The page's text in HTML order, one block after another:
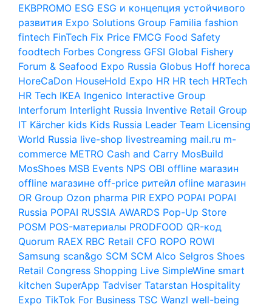
EKBPROMO ESG ESG и концепция устойчивого
развития Expo Solutions Group Familia fashion
fintech FinTech Fix Price FMCG Food Safety
foodtech Forbes Congress GFSI Global Fishery
Forum & Seafood Expo Russia Globus Hoff horeca
HoreCaDon HouseHold Expo HR HR tech HRTech
HR Tech IKEA Ingenico Interactive Group
Interforum Interlight Russia Inventive Retail Group
IT Kärcher kids Kids Russia Leader Team Licensing
World Russia live-shop livestreaming mail.ru m-
commerce METRO Cash and Carry MosBuild
MosShoes MSB Events NPS OBI offline магазин
offline магазине off-price ритейл ofline магазин
OR Group Ozon pharma PIR EXPO POPAI POPAI
Russia POPAI RUSSIA AWARDS Pop-Up Store
POSM POS-материалы PRODFOOD QR-код
Quorum RAEX RBC Retail CFO ROPO ROWI
Samsung scan&go SCM SCM Alco Selgros Shoes
Retail Congress Shopping Live SimpleWine smart
kitchen SuperApp Tadviser Tatarstan Hospitality
Expo TikTok For Business TSC Wanzl well-being